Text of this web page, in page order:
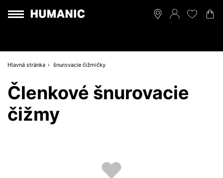
Hlavná stránka šnurovacie čižmičky
Členkové šnurovacie
čižmy